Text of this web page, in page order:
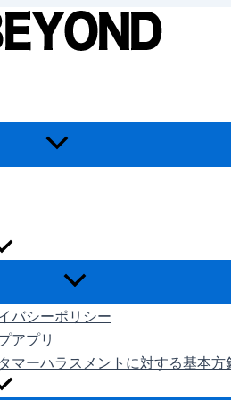
バシーポリシー
アプリ
マーハラスメントに対する基本方